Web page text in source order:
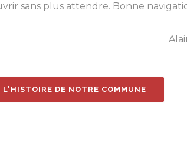
sans plus attendre. Bonne
L'HISTOIRE DE NOTRE COMMUNE